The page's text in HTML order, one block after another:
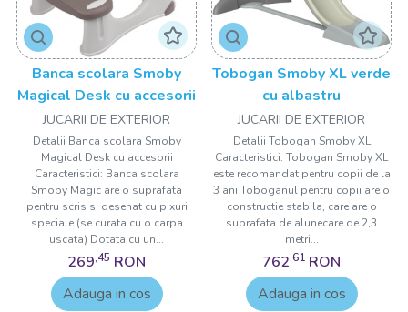
Banca scolara Smoby
Magical Desk cu accesorii
JUCARII DE EXTERIOR
Detalii Banca scolara Smoby
Magical Desk cu accesorii
Caracteristici: Banca scolara
Smoby Magic are o suprafata
pentru scris si desenat cu pixuri
speciale (se curata cu o carpa
uscata) Dotata cu un...
269,45 RON
Adauga in cos
Tobogan Smoby XL verde
cu albastru
JUCARII DE EXTERIOR
Detalii Tobogan Smoby XL
Caracteristici: Tobogan Smoby XL
este recomandat pentru copii de la
3 ani Toboganul pentru copii are o
constructie stabila, care are o
suprafata de alunecare de 2,3
metri...
762,61 RON
Adauga in cos